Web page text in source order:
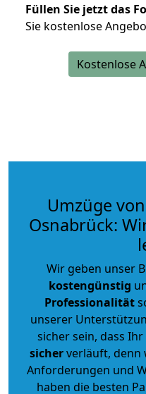
Füllen Sie jetzt das
Sie kostenlose
Kostenlose
Umzüge
Osnabrück:
Wir geben unser
kostengünstig
Professionalität
unserer
sicher sein, dass
sicherverläuft, denn
Anforderungen und
haben die besten